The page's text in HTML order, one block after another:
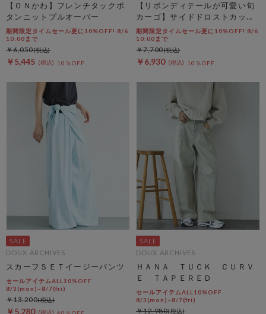
【ＯＮかわ】フレンチタックボ
タンニットプルオーバー
期間限定タイムセール更に10%OFF! 8/6
10:00まで
￥5,445 10％OFF
￥6,050
【リボンディテールが可愛い旬
カーゴ】サイドドロストカット
リボンカーゴＰＴ
期間限定タイムセール更に10%OFF! 8/6
10:00まで
￥6,930 10％OFF
￥7,700
DOUX ARCHIVES
スカーフＳＥＴイージーパンツ
セールアイテムALL10%OFF
8/3(mon)~8/7(fri)
￥5,280 60％OFF
￥13,200
DOUX ARCHIVES
ＨＡＮＡ ＴＵＣＫ ＣＵＲＶ
Ｅ ＴＡＰＥＲＥＤ
セールアイテムALL10%OFF
8/3(mon)~8/7(fri)
￥12,980